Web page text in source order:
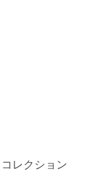
レクション